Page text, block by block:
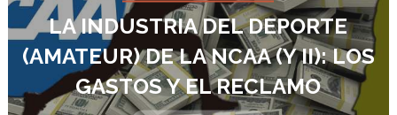
LA INDUSTRIA DEL DEPORTE
(AMATEUR) DE LA NCAA (Y II): LOS
GASTOS Y EL RECLAMO